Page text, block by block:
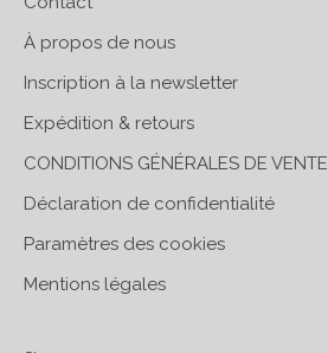
À propos de nous
Inscription à la newsletter
Expédition & retours
CONDITIONS GÉNÉRALES DE VENTE
Déclaration de confidentialité
Paramètres des cookies
Mentions légales